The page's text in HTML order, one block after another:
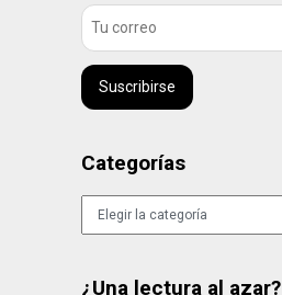
Suscribirse
Categorías
Categorías
¿Una lectura al azar?